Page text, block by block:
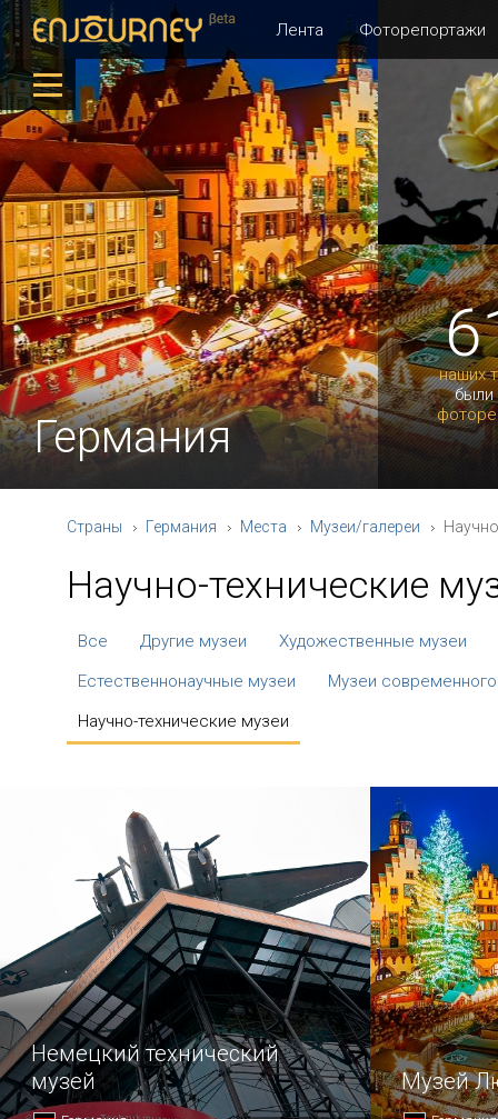
Лента Фоторепортажи
наших
были
Германия
Страны Германия Места Музеи/галереи
Научно-технические
Все Другие музеи
Художественные музеи
Естественнонаучные музеи
Музеи
Научно-технические музеи
Немецкий технический
музей
Музей